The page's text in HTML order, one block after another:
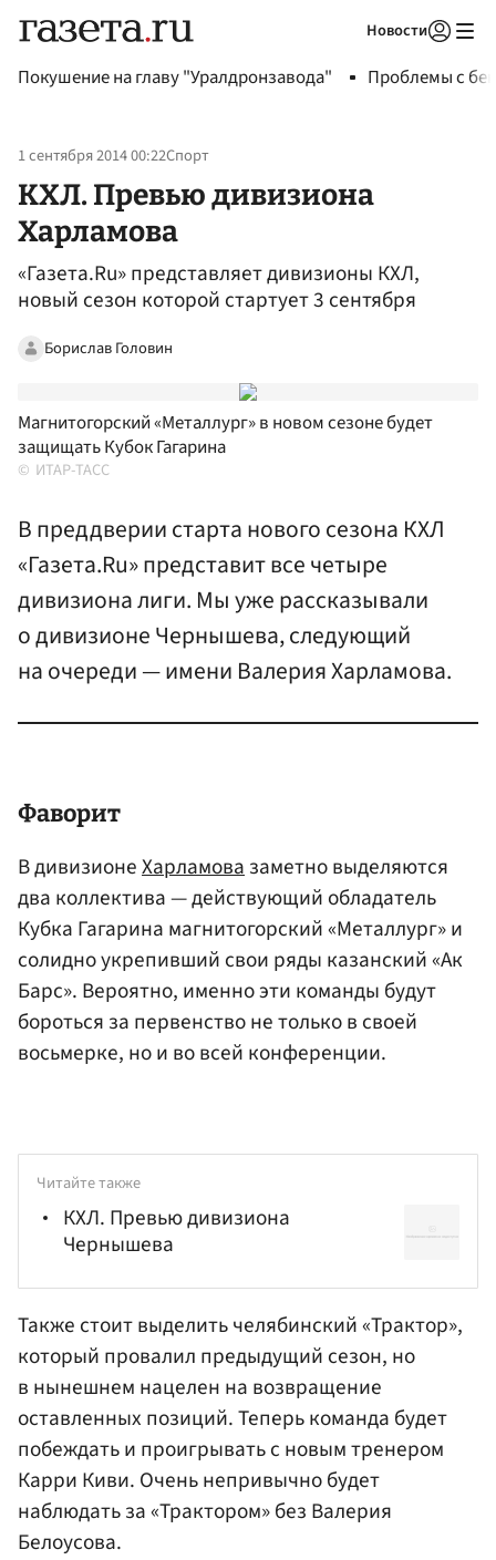
Новости
Покушение на главу "Уралдронзавода" Проблемы с
1 сентября 2014 00:22Спорт
КХЛ. Превью дивизиона
Харламова
«Газета.Ru» представляет дивизионы КХЛ,
новый сезон которой стартует 3 сентября
Борислав Головин
Магнитогорский «Металлург» в новом сезоне будет
защищать Кубок Гагарина
ИТАР-ТАСС
В преддверии старта нового сезона КХЛ
«Газета.Ru» представит все четыре
дивизиона лиги. Мы уже рассказывали
о дивизионе Чернышева, следующий
на очереди — имени Валерия Харламова.
Фаворит
В дивизионеХарламовазаметно выделяются
два коллектива — действующий обладатель
Кубка Гагарина магнитогорский «Металлург» и
солидно укрепивший свои ряды казанский «Ак
Барс». Вероятно, именно эти команды будут
бороться за первенство не только в своей
восьмерке, но и во всей конференции.
Читайте также
КХЛ. Превью дивизиона
Чернышева
Также стоит выделить челябинский «Трактор»,
который провалил предыдущий сезон, но
в нынешнем нацелен на возвращение
оставленных позиций. Теперь команда будет
побеждать и проигрывать с новым тренером
Карри Киви. Очень непривычно будет
наблюдать за «Трактором» без Валерия
Белоусова.